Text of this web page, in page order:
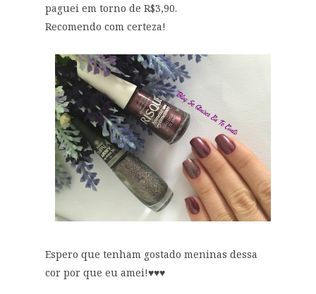
paguei em torno de R$3,90.
Recomendo com certeza!
Espero que tenham gostado meninas dessa
cor por que eu amei!♥♥♥